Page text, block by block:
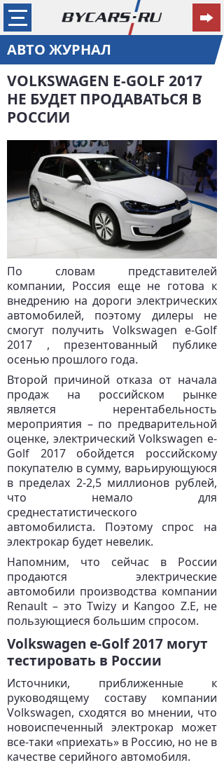
АВТО ЖУРНАЛ
VOLKSWAGEN E-GOLF 2017
НЕ БУДЕТ ПРОДАВАТЬСЯ В
РОССИИ
По словам представителей
компании, Россия еще не готова к
внедрению на дороги электрических
автомобилей, поэтому дилеры не
смогут получить Volkswagen e-Golf
2017 , презентованный публике
осенью прошлого года.
Второй причиной отказа от начала
продаж на российском рынке
является нерентабельность
мероприятия – по предварительной
оценке, электрический Volkswagen e-
Golf 2017 обойдется российскому
покупателю в сумму, варьирующуюся
в пределах 2-2,5 миллионов рублей,
что немало для
среднестатистического
автомобилиста. Поэтому спрос на
электрокар будет невелик.
Напомним, что сейчас в России
продаются электрические
автомобили производства компании
Renault – это Twizy и Kangoo Z.E, не
пользующиеся большим спросом.
Volkswagen e-Golf 2017 могут
тестировать в России
Источники, приближенные к
руководящему составу компании
Volkswagen, сходятся во мнении, что
новоиспеченный электрокар может
все-таки «приехать» в Россию, но не в
качестве серийного автомобиля.